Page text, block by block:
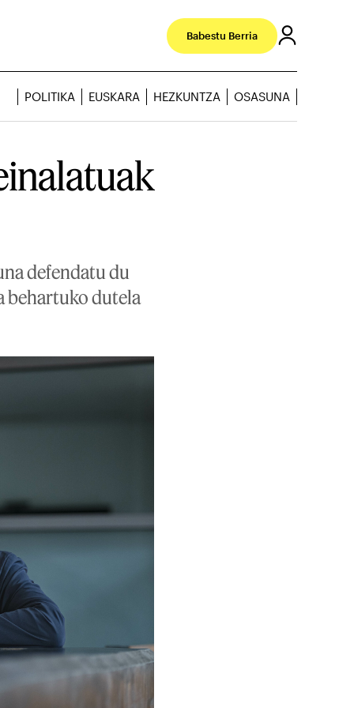
Babestu Berria
POLITIKA EUSKARA HEZKUNTZA OSASUNA
defendatu du
behartuko dutela